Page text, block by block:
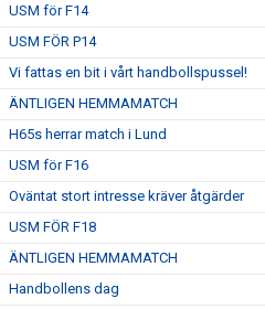
USM för F14
USM FÖR P14
Vi fattas en bit i vårt handbollspussel!
ÄNTLIGEN HEMMAMATCH
H65s herrar match i Lund
USM för F16
Oväntat stort intresse kräver åtgärder
USM FÖR F18
ÄNTLIGEN HEMMAMATCH
Handbollens dag